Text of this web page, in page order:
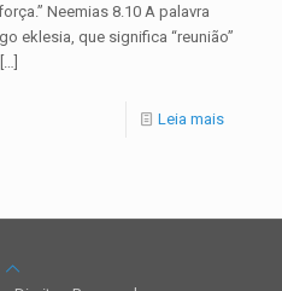
Neemias 8.10 A palavra
eklesia, que significa “reunião”
[…]
Leia mais